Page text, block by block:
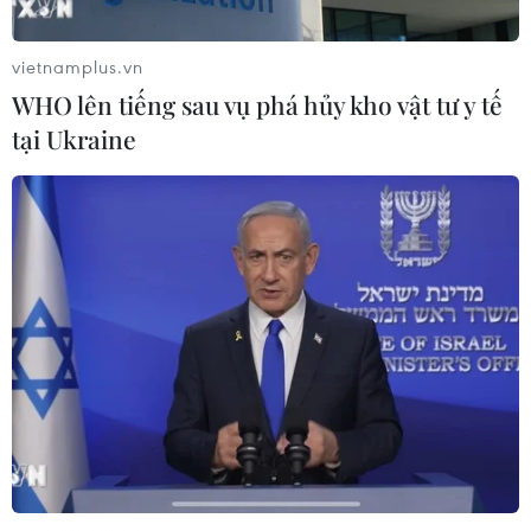
của virus Tây sông Nile
NATO ưu tiên đẩy nhanh chuyển
giao hệ thống phòng không cho
Ukraine
06/08/2026 12:24
Thắt chặt tình hữu nghị sắt son giữa
các cựu chuyên gia quân sự Nga với
Việt Nam
06/08/2026 06:23
Anh công bố kết quả điều tra ban
vietnamplus.vn
WHO lên tiếng sau vụ phá hủy kho vật tư y tế
tại Ukraine